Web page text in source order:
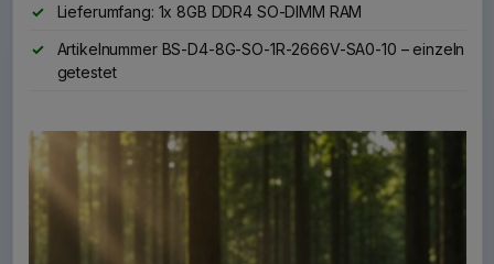
Lieferumfang: 1x 8GB DDR4 SO-DIMM RAM
Artikelnummer BS-D4-8G-SO-1R-2666V-SA0-10 – einzeln
getestet